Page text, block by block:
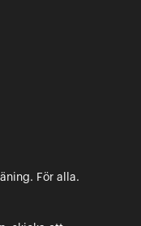
För alla.